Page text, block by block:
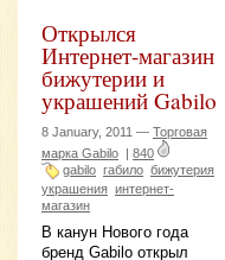
Открылся
Интернет-магазин
бижутерии и
украшений Gabilo
8 January, 2011 — Торговая
марка Gabilo | 840
gabilo габило бижутерия
украшения интернет-
магазин
В канун Нового года
бренд Gabilo открыл